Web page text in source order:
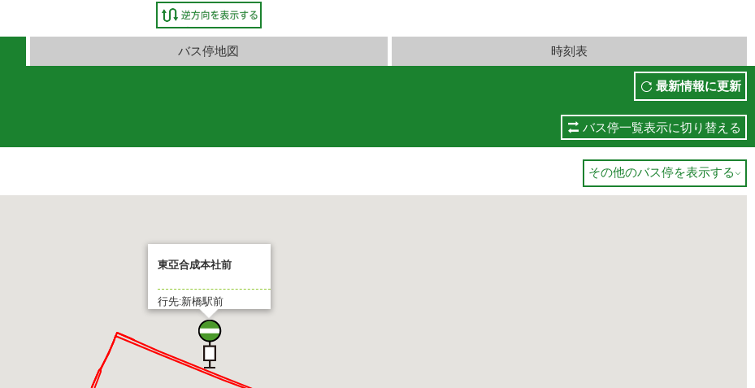
バス停地図 時刻表
最新情報に更新
バス停一覧表示に切り替える
その他のバス停を表示する 
東亞合成本社前
行先:新橋駅前